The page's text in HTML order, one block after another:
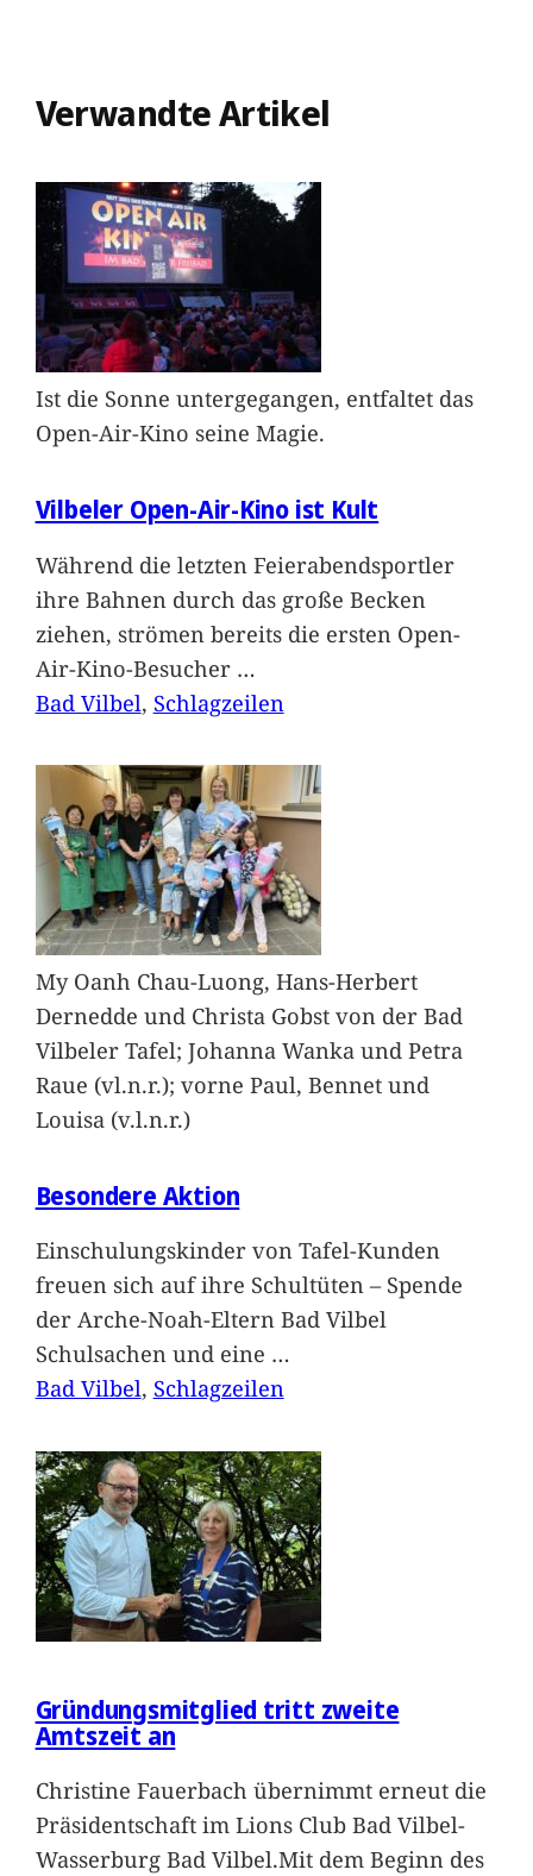
Verwandte Artikel
Ist die Sonne untergegangen, entfaltet das
Open-Air-Kino seine Magie.
Vilbeler Open-Air-Kino ist Kult
Während die letzten Feierabendsportler
ihre Bahnen durch das große Becken
ziehen, strömen bereits die ersten Open-
Air-Kino-Besucher …
Bad Vilbel, Schlagzeilen
My Oanh Chau-Luong, Hans-Herbert
Dernedde und Christa Gobst von der Bad
Vilbeler Tafel; Johanna Wanka und Petra
Raue (vl.n.r.); vorne Paul, Bennet und
Louisa (v.l.n.r.)
Besondere Aktion
Einschulungskinder von Tafel-Kunden
freuen sich auf ihre Schultüten – Spende
der Arche-Noah-Eltern Bad Vilbel
Schulsachen und eine …
Bad Vilbel, Schlagzeilen
Gründungsmitglied tritt zweite
Amtszeit an
Christine Fauerbach übernimmt erneut die
Präsidentschaft im Lions Club Bad Vilbel-
Wasserburg Bad Vilbel.Mit dem Beginn des